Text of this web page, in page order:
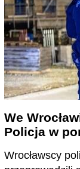
We
Policja w
Wrocławscy